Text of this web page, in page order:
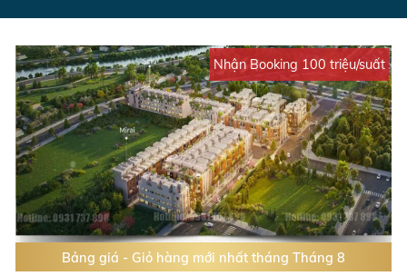
Nhận Booking 100 triệu/suất
Bảng giá - Giỏ hàng mới nhất tháng Tháng 8